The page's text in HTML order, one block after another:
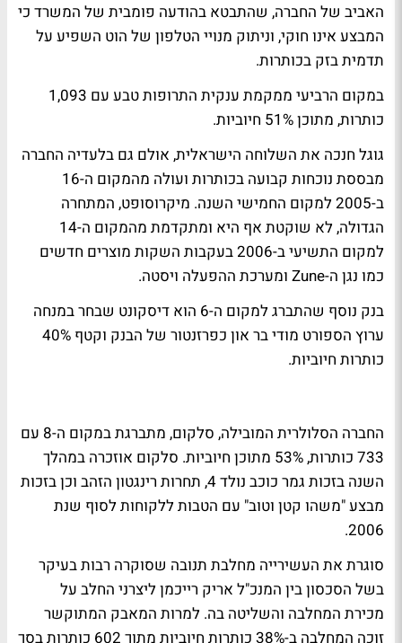
האביב של החברה, שהתבטא בהודעה פומבית של המשרד כי
המבצע אינו חוקי, וניתוק מנויי הטלפון של הוט השפיע על
תדמית בזק בכותרות.
במקום הרביעי ממקמת ענקית התרופות טבע עם 1,093
כותרות, מתוכן 51% חיוביות.
גוגל חנכה את השלוחה הישראלית, אולם גם בלעדיה החברה
מבססת נוכחות קבועה בכותרות ועולה מהמקום ה-16
ב-2005 למקום החמישי השנה. מיקרוסופט, המתחרה
הגדולה, לא שוקטת אף היא ומתקדמת מהמקום ה-14
למקום התשיעי ב-2006 בעקבות השקות מוצרים חדשים
כמו נגן ה-Zune ומערכת ההפעלה ויסטה.
בנק נוסף שהתברג למקום ה-6 הוא דיסקונט שבחר במנחה
ערוץ הספורט מודי בר און כפרזנטור של הבנק וקטף 40%
כותרות חיוביות.
החברה הסלולרית המובילה, סלקום, מתברגת במקום ה-8 עם
733 כותרות, 53% מתוכן חיוביות. סלקום אוזכרה במהלך
השנה בזכות גמר כוכב נולד 4, תחרות רינגטון הזהב וכן בזכות
מבצע "משהו קטן וטוב" עם הטבות ללקוחות לסוף שנת
2006.
סוגרת את העשירייה מחלבת תנובה שסוקרה רבות בעיקר
בשל הסכסון בין המנכ"ל אריק רייכמן ליצרני החלב על
מכירת המחלבה והשליטה בה. למרות המאבק המתוקשר
זוכה המחלבה ב-38% כותרות חיוביות מתוך 602 כותרות בסך